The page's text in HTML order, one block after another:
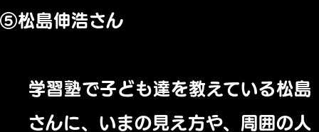
⑤松島伸浩さん
学習塾で子ども達を教えている松島
さんに、いまの見え方や、周囲の人